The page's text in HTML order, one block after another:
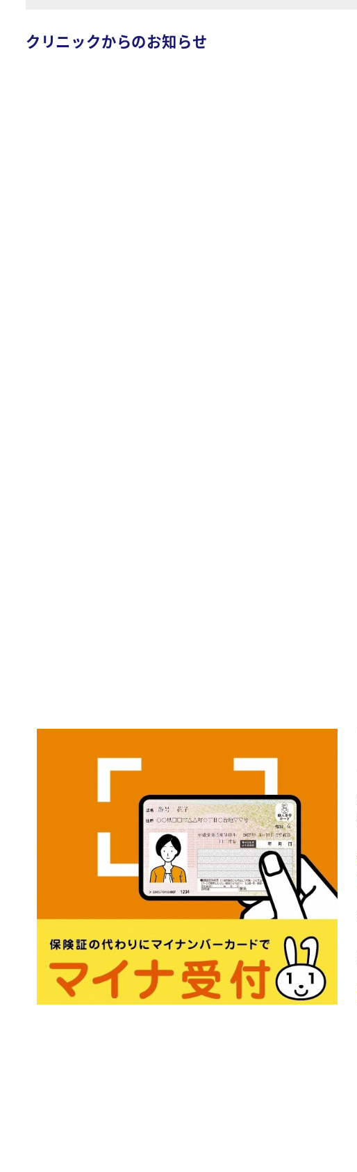
クリニックからのお知らせ